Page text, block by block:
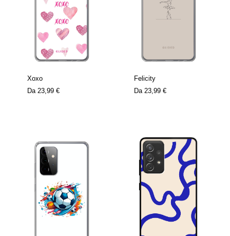
Xoxo
Da 23,99 €
Felicity
Da 23,99 €